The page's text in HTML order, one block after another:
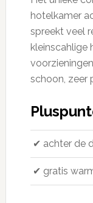
hotelkamer
spreekt veel
kleinscahlige
schoon, zeer
✔ achter de
✔ gratis